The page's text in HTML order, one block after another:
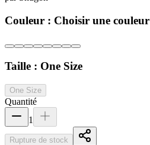
Couleur : Choisir une couleur
Taille : One Size
One Size
Quantité
1
Rupture de stock